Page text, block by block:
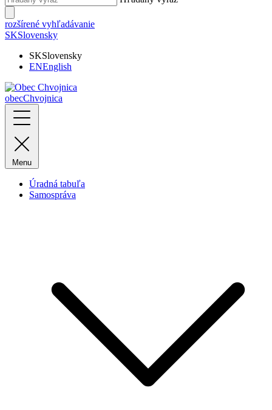
rozšírené vyhľadávanie
SKSlovensky
SKSlovensky
ENEnglish
obecChvojnica
Menu
Úradná tabuľa
Samospráva